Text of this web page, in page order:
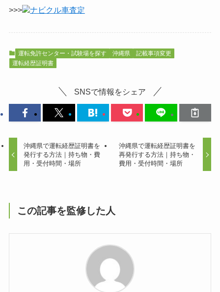
>>> ナビクル車査定
運転免許センター・試験場を探す 沖縄県
記載事項変更
運転経歴証明書
SNSで情報をシェア
沖縄県で運転経歴証明書を
発行する方法｜持ち物・費
用・受付時間・場所
沖縄県で運転経歴証明書を
再発行する方法｜持ち物・
費用・受付時間・場所
この記事を監修した人